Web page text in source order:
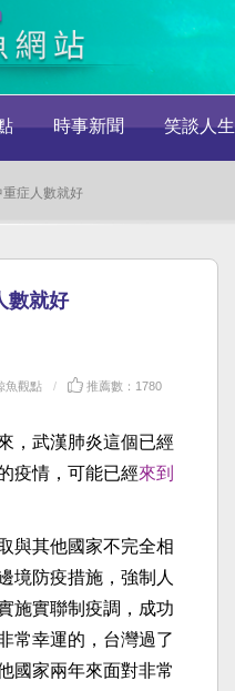
時事新聞 笑談人生
症人數就好
數就好
魚觀點 推薦數：1780
，武漢肺炎這個已經
疫情，可能已經來到
與其他國家不完全相
境防疫措施，強制人
施實聯制疫調，成功
常幸運的，台灣過了
國家兩年來面對非常